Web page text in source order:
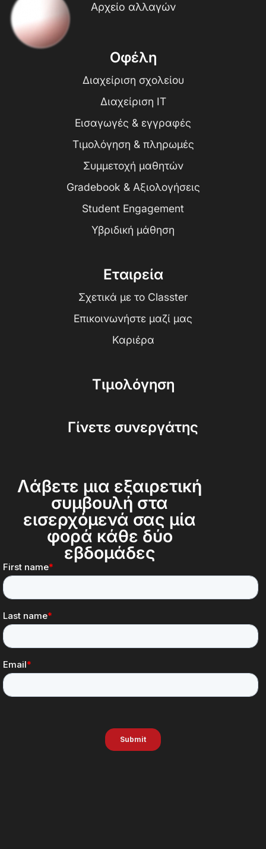
Αρχείο αλλαγών
Οφέλη
Διαχείριση σχολείου
Διαχείριση IT
Εισαγωγές & εγγραφές
Τιμολόγηση & πληρωμές
Συμμετοχή μαθητών
Gradebook & Αξιολογήσεις
Student Engagement
Υβριδική μάθηση
Εταιρεία
Σχετικά με το Classter
Επικοινωνήστε μαζί μας
Καριέρα
Τιμολόγηση
Γίνετε συνεργάτης
Λάβετε μια εξαιρετική
συμβουλή στα
εισερχόμενά σας μία
φορά κάθε δύο
εβδομάδες